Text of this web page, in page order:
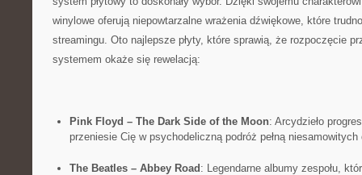
winylowe oferują niepowtarzalne ‌wrażenia dźwiękowe, które
streamingu. Oto ⁢najlepsze płyty, które sprawią, że rozpoczęcie
systemem okaże się rewelacją:
Pink ⁤Floyd⁣ – The Dark Side of the Moon: Arcydzieło
przeniesie Cię w psychodeliczną podróż pełną niesamowitych
The Beatles – Abbey Road : Legendarne albumy ​zespołu,